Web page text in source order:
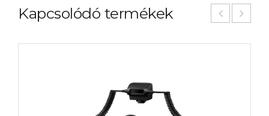
Kapcsolódó termékek